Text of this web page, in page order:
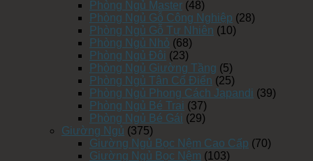
Phòng Ngủ Master (48)
Phòng Ngủ Gỗ Công Nghiệp (28)
Phòng Ngủ Gỗ Tự Nhiên (10)
Phòng Ngủ Nhỏ (68)
Phòng Ngủ Đôi (23)
Phòng Ngủ Giường Tầng (5)
Phòng Ngủ Tân Cổ Điển (25)
Phòng Ngủ Phong Cách Japandi (39)
Phòng Ngủ Bé Trai (37)
Phòng Ngủ Bé Gái (29)
Giường Ngủ (375)
Giường Ngủ Bọc Nệm Cao Cấp (70)
Giường Ngủ Bọc Nệm (103)